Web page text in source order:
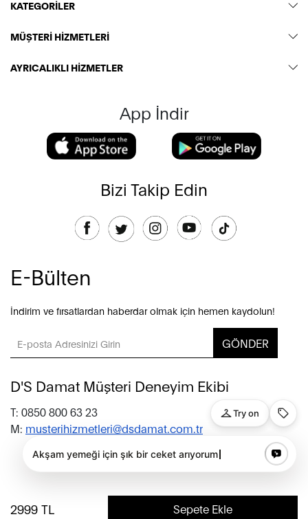
2999 TL Sepete Ekle
KATEGORİLER
MÜŞTERİ HİZMETLERİ
AYRICALIKLI HİZMETLER
App İndir
Bizi Takip Edin
E-Bülten
İndirim ve fırsatlardan haberdar olmak için hemen kaydolun!
GÖNDER
D'S Damat Müşteri Deneyim Ekibi
T: 0850 800 63 23
M: musterihizmetleri@dsdamat.com.tr
© 2020 D’S Damat, bütün hakları saklıdır.